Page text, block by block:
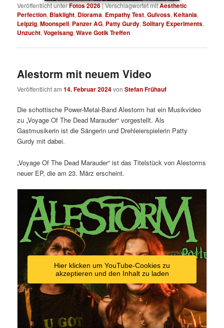
Veröffentlicht unterFotos 2026|Verschlagwortet mitAesthetic
Perfection, Blaklight, Diorama, Empathy Test,Gulvoss,Keltania,
Leipzig,Moonspell, Panzer AG, Patty Gurdy,Solitary Experiments,
Unzucht,Vogelsang,Wave Gotik Treffen
Alestorm mit neuem Video
Veröffentlicht am14. Februar 2024vonStefan Frühauf
Die schottische Power-Metal-Band Alestorm hat ein Musikvideo
zu „Voyage Of The Dead Marauder“ vorgestellt. Als
Gastmusikerin ist die Sängerin und Drehleierspielerin Patty
Gurdy mit dabei.
„Voyage Of The Dead Marauder“ ist das Titelstück von Alestorms
neuer EP, die am 23. März erscheint.
Hier klicken um YouTube-Cookies zu
akzeptieren und den Inhalt zu laden